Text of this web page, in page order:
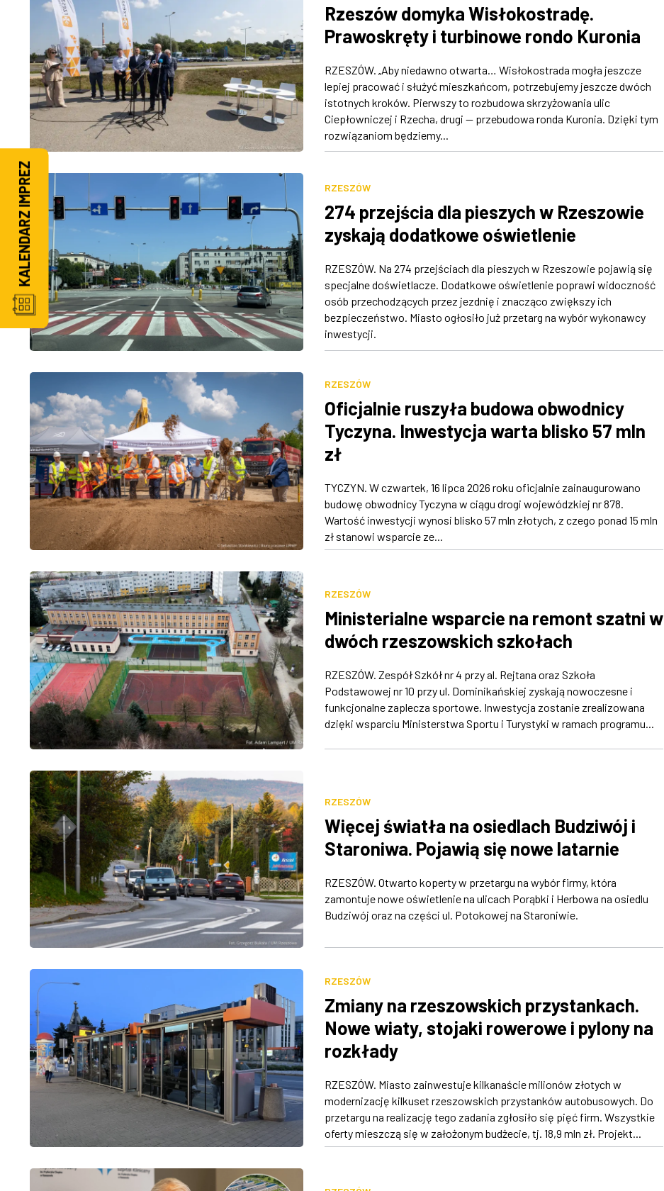
Rzeszów domyka Wisłokostradę.
Prawoskręty i turbinowe rondo Kuronia
RZESZÓW. „Aby niedawno otwarta… Wisłokostrada mogła jeszcze
lepiej pracować i służyć mieszkańcom, potrzebujemy jeszcze dwóch
istotnych kroków. Pierwszy to rozbudowa skrzyżowania ulic
Ciepłowniczej i Rzecha, drugi — przebudowa ronda Kuronia. Dzięki tym
rozwiązaniom będziemy...
RZESZÓW
274 przejścia dla pieszych w Rzeszowie
zyskają dodatkowe oświetlenie
RZESZÓW. Na 274 przejściach dla pieszych w Rzeszowie pojawią się
specjalne doświetlacze. Dodatkowe oświetlenie poprawi widoczność
osób przechodzących przez jezdnię i znacząco zwiększy ich
bezpieczeństwo. Miasto ogłosiło już przetarg na wybór wykonawcy
inwestycji.
RZESZÓW
Oficjalnie ruszyła budowa obwodnicy
Tyczyna. Inwestycja warta blisko 57 mln
zł
TYCZYN. W czwartek, 16 lipca 2026 roku oficjalnie zainaugurowano
budowę obwodnicy Tyczyna w ciągu drogi wojewódzkiej nr 878.
Wartość inwestycji wynosi blisko 57 mln złotych, z czego ponad 15 mln
zł stanowi wsparcie ze...
RZESZÓW
Ministerialne wsparcie na remont szatni w
dwóch rzeszowskich szkołach
RZESZÓW. Zespół Szkół nr 4 przy al. Rejtana oraz Szkoła
Podstawowej nr 10 przy ul. Dominikańskiej zyskają nowoczesne i
funkcjonalne zaplecza sportowe. Inwestycja zostanie zrealizowana
dzięki wsparciu Ministerstwa Sportu i Turystyki w ramach programu...
RZESZÓW
Więcej światła na osiedlach Budziwój i
Staroniwa. Pojawią się nowe latarnie
RZESZÓW. Otwarto koperty w przetargu na wybór firmy, która
zamontuje nowe oświetlenie na ulicach Porąbki i Herbowa na osiedlu
Budziwój oraz na części ul. Potokowej na Staroniwie.
RZESZÓW
Zmiany na rzeszowskich przystankach.
Nowe wiaty, stojaki rowerowe i pylony na
rozkłady
RZESZÓW. Miasto zainwestuje kilkanaście milionów złotych w
modernizację kilkuset rzeszowskich przystanków autobusowych. Do
przetargu na realizację tego zadania zgłosiło się pięć firm. Wszystkie
oferty mieszczą się w założonym budżecie, tj. 18,9 mln zł. Projekt...
KALENDARZ IMPREZ